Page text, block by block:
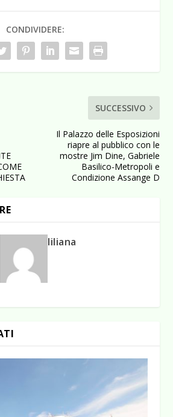
CONDIVIDERE:
SUCCESSIVO
Il Palazzo delle Esposizioni
riapre al pubblico con le
mostre Jim Dine, Gabriele
Basilico-Metropoli e
Condizione Assange D
liliana